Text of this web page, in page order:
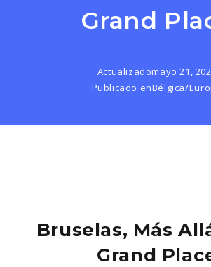
Grand
Actualizadomayo 21,
Publicado enBélgica/
Bruselas, Más
Grand